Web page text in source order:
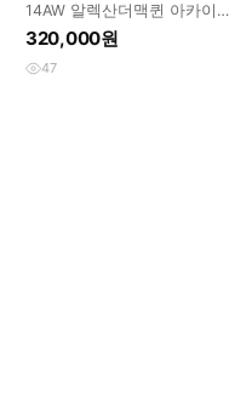
14AW 알렉산더맥퀸 아카이브
오버사이즈 벨벳 체크 맨투맨
320,000원
47